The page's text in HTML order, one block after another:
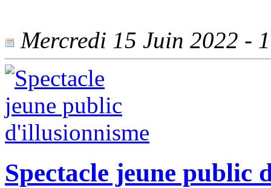
Mercredi 15 Juin 2022 -
Spectacle jeune public